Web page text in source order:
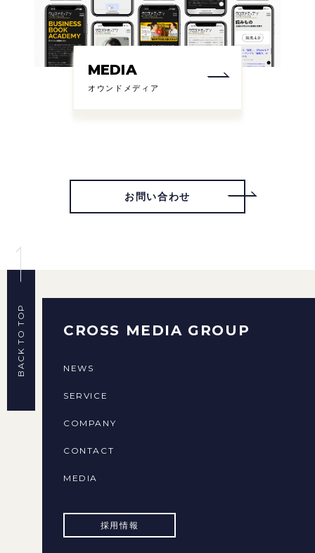
MEDIA
オウンドメディア
お問い合わせ
BACK TO TOP CROSS MEDIA GROUP
NEWS
SERVICE
COMPANY
CONTACT
MEDIA
採用情報